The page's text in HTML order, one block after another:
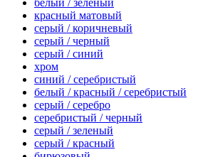
белый / зеленый
красный матовый
серый / коричневый
серый / черный
серый / синий
хром
синий / серебристый
белый / красный / серебристый
серый / серебро
серебристый / черный
серый / зеленый
серый / красный